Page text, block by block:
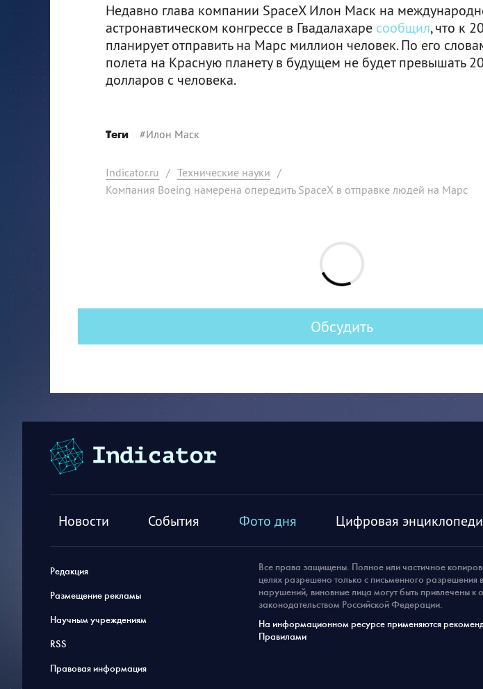
Недавно глава компании SpaceX Илон Маск на
астронавтическом конгрессе в Гвадалахаре сообщил, что к
планирует отправить на Марс миллион человек. По его
полета на Красную планету в будущем не будет превышать
долларов с человека.
Теги #Илон Маск
Indicator.ru / Технические науки /
Компания Boeing намерена опередить SpaceX в отправке людей на Марс
Обсудить
Новости События Фото дня Цифровая
Редакция
Размещение рекламы
Научным учреждениям
RSS
Правовая информация
Все права защищены. Полное или частичное
целях разрешено только с письменного
нарушений, виновные лица могут быть привлечены к
законодательством Российской Федерации.
На информационном ресурсе применяются
Правилами